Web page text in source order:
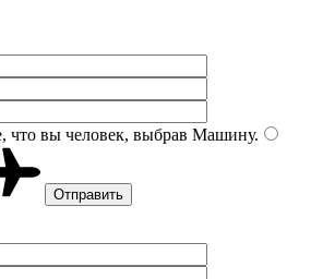
что вы человек, выбрав Машину.